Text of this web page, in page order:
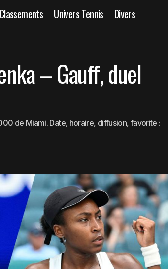
Classements Univers Tennis Divers
Miami : Sabalenka – Gauff, duel au sommet
– Gauff, duel
de Miami. Date, horaire, diffusion, favorite :